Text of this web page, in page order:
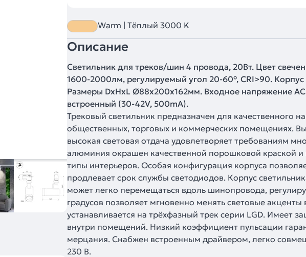
Warm | Тёплый 3000 K
Описание
Светильник для треков/шин 4 провода, 20Вт. Цвет
1600-2000лм, регулируемый угол 20-60°, CRI>90.
Размеры DxHxL Ø88x200x162мм. Входное напряжение
встроенный (30-42V, 500mA).
Трековый светильник предназначен для качественного
общественных, торговых и коммерческих помещениях.
высокая световая отдача удовлетворяет требованиям
алюминия окрашен качественной порошковой краской и
типы интерьеров. Особая конфигурация корпуса
продлевает срок службы светодиодов. Корпус
может легко перемещаться вдоль шинопровода,
градусов позволяет мгновенно менять световые
устанавливается на трёхфазный трек серии LGD. Имеет
внутри помещений. Низкий коэффициент пульсации
мерцания. Снабжен встроенным драйвером, легко
230 В.